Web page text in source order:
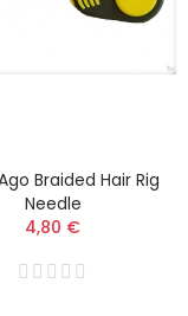
Braided Hair Rig
Needle
4,80 €